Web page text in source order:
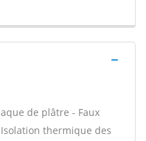
de plâtre - Faux
thermique des